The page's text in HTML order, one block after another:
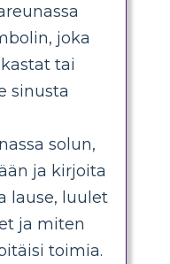
joka
tai
sinusta
solun,
ja kirjoita
lause, luulet
ja miten
toimia.